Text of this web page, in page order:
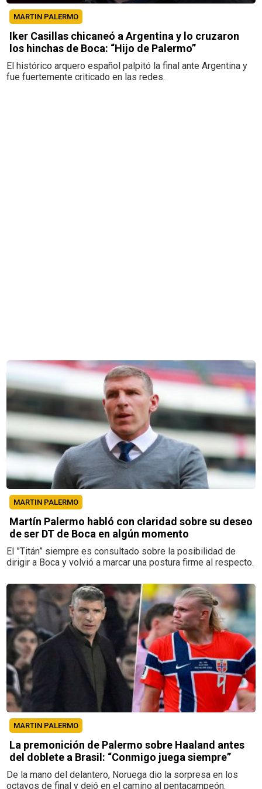
MARTIN PALERMO
Iker Casillas chicaneó a Argentina y lo cruzaron
los hinchas de Boca: “Hijo de Palermo”
El histórico arquero español palpitó la final ante Argentina y
fue fuertemente criticado en las redes.
MARTIN PALERMO
Martín Palermo habló con claridad sobre su deseo
de ser DT de Boca en algún momento
El ”Titán” siempre es consultado sobre la posibilidad de
dirigir a Boca y volvió a marcar una postura firme al respecto.
MARTIN PALERMO
La premonición de Palermo sobre Haaland antes
del doblete a Brasil: “Conmigo juega siempre”
De la mano del delantero, Noruega dio la sorpresa en los
octavos de final y dejó en el camino al pentacampeón.